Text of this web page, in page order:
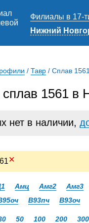
Филиалы в 17-
Нижний
/ Тавр / Сплав
1561 в
нет в наличии,
✕
Амц Амг2
Амг3
В93пч В93оч
50 100 200 300